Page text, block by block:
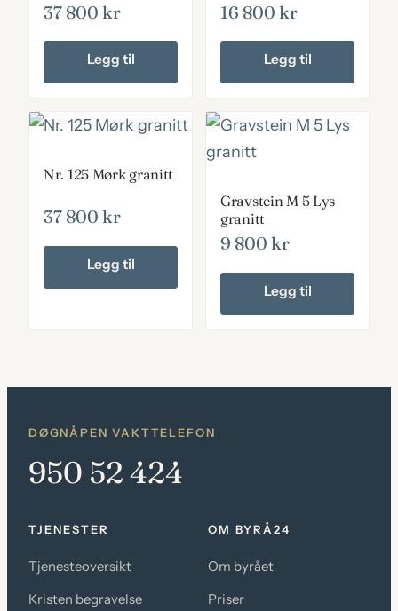
37 800 kr
Legg til
16 800 kr
Legg til
Nr. 125 Mørk granitt
37 800 kr
Legg til
Gravstein M 5 Lys
granitt
9 800 kr
Legg til
DØGNÅPEN VAKTTELEFON
950 52 424
TJENESTER
Tjenesteoversikt
Kristen begravelse
OM BYRÅ24
Om byrået
Priser